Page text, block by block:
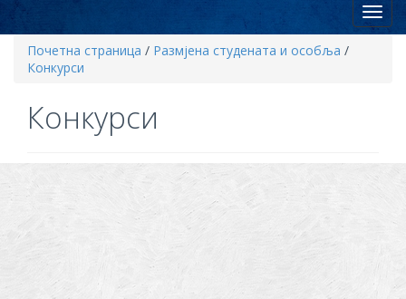
Почетна страница / Размјена студената и особља /
Конкурси
Конкурси